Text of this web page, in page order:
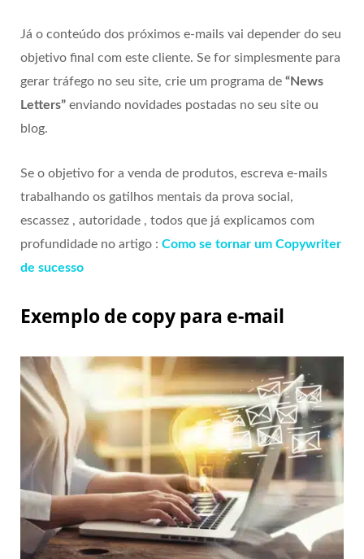
Já o conteúdo dos próximos e-mails vai depender do seu
objetivo final com este cliente. Se for simplesmente para
gerar tráfego no seu site, crie um programa de “News
Letters” enviando novidades postadas no seu site ou
blog.
Se o objetivo for a venda de produtos, escreva e-mails
trabalhando os gatilhos mentais da prova social,
escassez , autoridade , todos que já explicamos com
profundidade no artigo : Como se tornar um Copywriter
de sucesso
Exemplo de copy para e-mail